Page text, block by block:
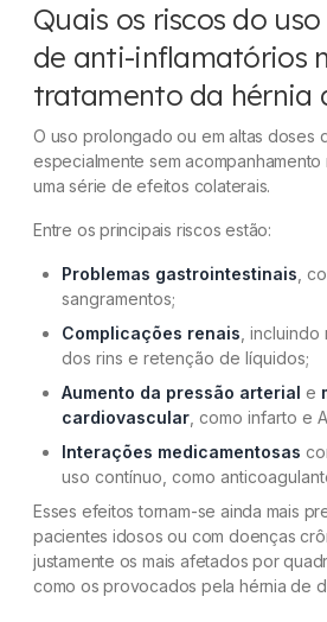
Quais os riscos do
de anti-inflamatórios
tratamento da hérnia
O uso prolongado ou em altas doses
especialmente sem
uma série de efeitos colaterais.
Entre os principais riscos estão:
Problemas gastrointestinais ,
sangramentos;
Complicações renais ,
dos rins e retenção de líquidos;
Aumento da pressão arterial e
cardiovascular , como infarto e
Interações medicamentosas
uso contínuo, como
Esses efeitos tornam-se ainda mais
pacientes idosos ou com doenças
justamente os mais afetados por
como os provocados pela hérnia de